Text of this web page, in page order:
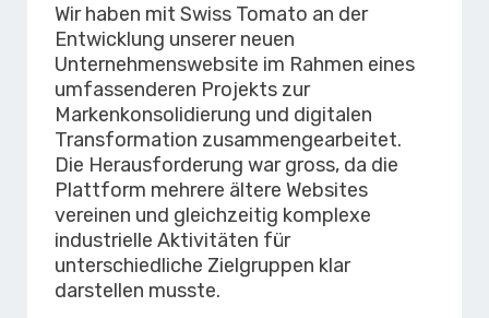
Wir haben mit Swiss Tomato an der
Entwicklung unserer neuen
Unternehmenswebsite im Rahmen eines
umfassenderen Projekts zur
Markenkonsolidierung und digitalen
Transformation zusammengearbeitet.
Die Herausforderung war gross, da die
Plattform mehrere ältere Websites
vereinen und gleichzeitig komplexe
industrielle Aktivitäten für
unterschiedliche Zielgruppen klar
darstellen musste.